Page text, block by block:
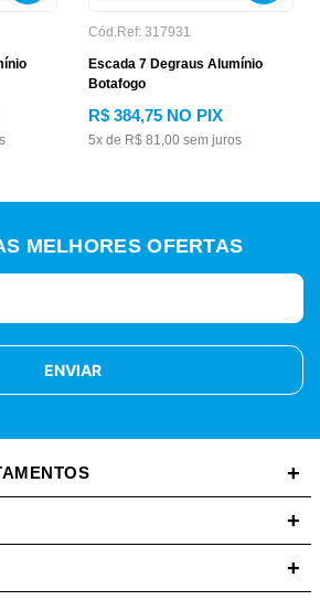
Cód.Ref: 317931
Escada 7 Degraus Alumínio
Botafogo
R$ 384,75 NO PIX
5x de R$ 81,00 sem juros
MELHORES OFERTAS
ENVIAR
+
+
+